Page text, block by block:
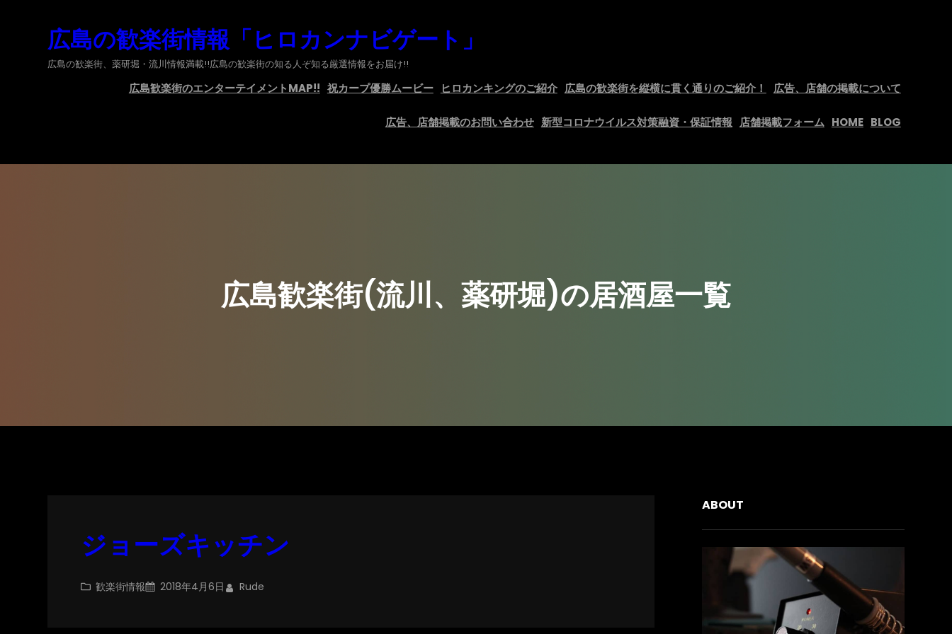
プ
広島の歓楽街情報「ヒロカンナビゲート」
広島の歓楽街、薬研堀・流川情報満載!!広島の歓楽街の知る人ぞ知る厳選情報をお届け!!
広島歓楽街のエンターテイメントMAP!! 祝カープ優勝ムービー ヒロカンキングのご紹介 広島の歓楽街を縦横に貫く通りのご紹介！ 広告、店舗の掲載について
広告、店舗掲載のお問い合わせ 新型コロナウイルス対策融資・保証情報 店舗掲載フォーム HOME BLOG
広島歓楽街(流川、薬研堀)の居酒屋一覧
ジョーズキッチン
歓楽街情報 2018年4月6日 Rude
ABOUT